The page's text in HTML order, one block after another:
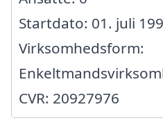
Startdato: 01. juli
Virksomhedsform:
CVR: 20927976